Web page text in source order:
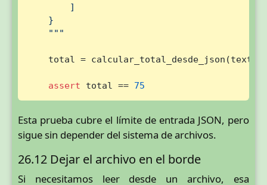
        ]
    }
    """
total =
assert total == 75
Esta prueba cubre el límite de entrada JSON, pero
sigue sin depender del sistema de archivos.
26.12 Dejar el archivo en el borde
Si necesitamos leer desde un archivo, esa